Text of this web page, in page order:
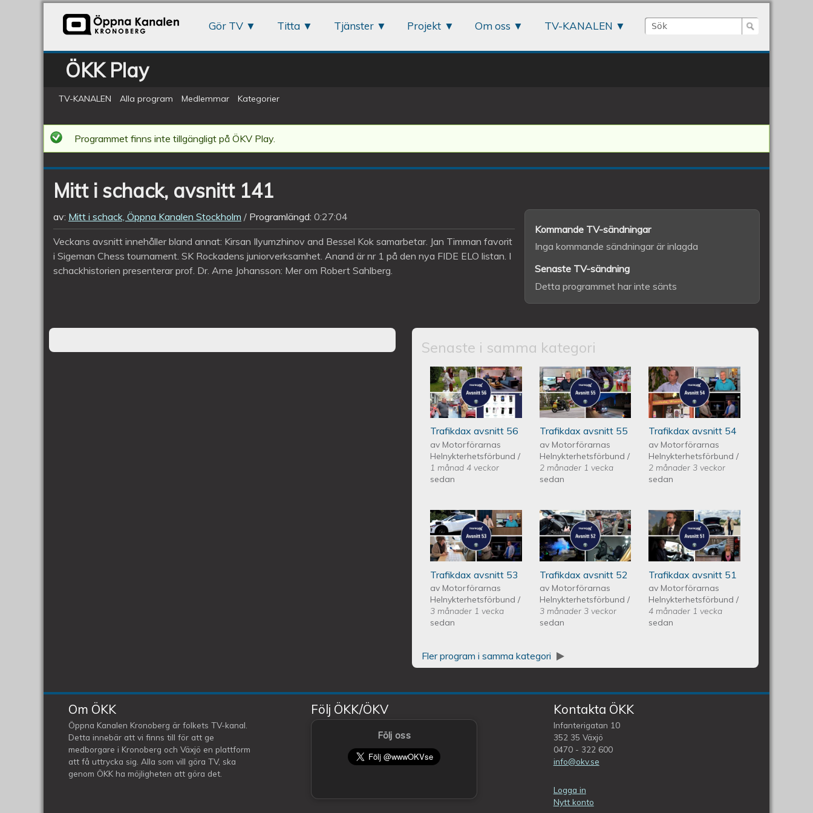
Sökformulär
Sök
Gör TV Titta Tjänster Projekt Om oss TV-KANALEN
ÖKK Play
TV-KANALEN Alla program Medlemmar Kategorier
Mitt
i
schack,
avsnitt
141
Programmet finns inte tillgängligt på ÖKV Play.
Mitt i schack, avsnitt 141
av: Mitt i schack, Öppna Kanalen Stockholm Programlängd: 0:27:04
Veckans avsnitt innehåller bland annat: Kirsan Ilyumzhinov and Bessel Kok samarbetar. Jan Timman favorit
i Sigeman Chess tournament. SK Rockadens juniorverksamhet. Anand är nr 1 på den nya FIDE ELO listan. I
schackhistorien presenterar prof. Dr. Arne Johansson: Mer om Robert Sahlberg.
Kommande TV-sändningar
Inga kommande sändningar är inlagda
Senaste TV-sändning
Detta programmet har inte sänts
Senaste i samma kategori
Trafikdax - Avsnitt 56
Trafikdax avsnitt 56
av Motorförarnas
Helnykterhetsförbund/
1 månad 4 veckor
sedan
Trafikdax - Avsnitt 55
Trafikdax avsnitt 55
av Motorförarnas
Helnykterhetsförbund /
2 månader 1 vecka
sedan
Trafikdax avsnitt
54
Trafikdax avsnitt 54
av Motorförarnas
Helnykterhetsförbund/
2 månader 3 veckor
sedan
Trafikdax - Avsnitt 53
Trafikdax avsnitt 53
av Motorförarnas
Helnykterhetsförbund/
3 månader 1 vecka
sedan
Trafikdax - Avsnitt 52
Trafikdax avsnitt 52
av Motorförarnas
Helnykterhetsförbund /
3 månader 3 veckor
sedan
Trafikdax -
Avsnitt 51
Trafikdax avsnitt 51
av Motorförarnas
Helnykterhetsförbund/
4 månader 1 vecka
sedan
Fler program i samma kategori
Om ÖKK
Öppna Kanalen Kronoberg är folkets TV-kanal.
Detta innebär att vi finns till för att ge
medborgare i Kronoberg och Växjö en plattform
att få uttrycka sig. Alla som vill göra TV, ska
genom ÖKK ha möjligheten att göra det.
Följ ÖKK/ÖKV
Följ oss
Kontakta ÖKK
Infanterigatan 10
352 35 Växjö
0470 - 322 600
info@okv.se
Logga in
Nytt konto